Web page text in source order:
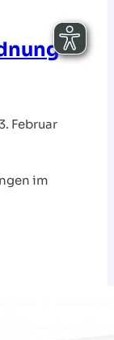
Februar
im